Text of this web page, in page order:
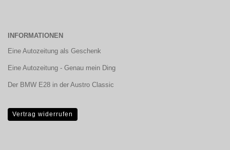
INFORMATIONEN
Eine Autozeitung als Geschenk
Eine Autozeitung - Genau mein Ding
Der BMW E28 in der Austro Classic
Vertrag widerrufen